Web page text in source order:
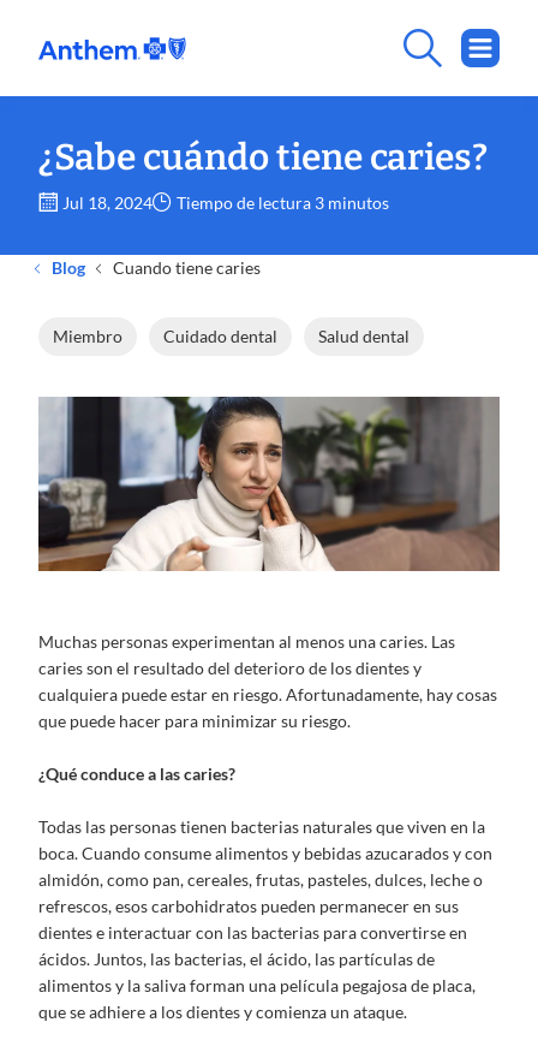
¿Sabe cuándo tiene caries?
Jul 18, 2024 Tiempo de lectura 3 minutos
Blog Cuando tiene caries
Miembro Cuidado dental Salud dental
Muchas personas experimentan al menos una caries. Las
caries son el resultado del deterioro de los dientes y
cualquiera puede estar en riesgo. Afortunadamente, hay cosas
que puede hacer para minimizar su riesgo.
¿Qué conduce a las caries?
Todas las personas tienen bacterias naturales que viven en la
boca. Cuando consume alimentos y bebidas azucarados y con
almidón, como pan, cereales, frutas, pasteles, dulces, leche o
refrescos, esos carbohidratos pueden permanecer en sus
dientes e interactuar con las bacterias para convertirse en
ácidos. Juntos, las bacterias, el ácido, las partículas de
alimentos y la saliva forman una película pegajosa de placa,
que se adhiere a los dientes y comienza un ataque.